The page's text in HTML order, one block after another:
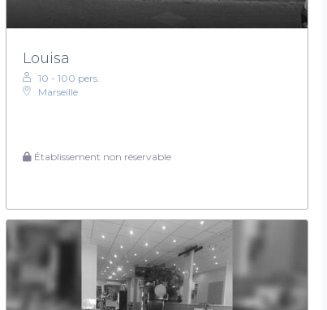
Louisa
10 - 100 pers.
Marseille
Établissement non réservable